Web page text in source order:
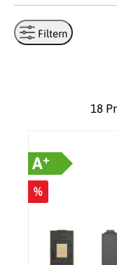
Filtern
A+
%